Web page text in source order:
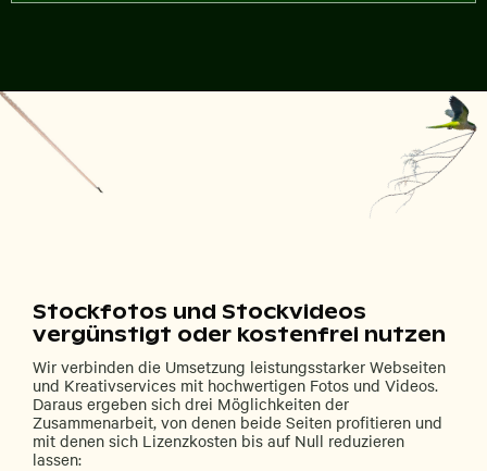
Stockfotos und Stockvideos
vergünstigt oder kostenfrei nutzen
Wir verbinden die Umsetzung leistungsstarker Webseiten
und Kreativservices mit hochwertigen Fotos und Videos.
Daraus ergeben sich drei Möglichkeiten der
Zusammenarbeit, von denen beide Seiten profitieren und
mit denen sich Lizenzkosten bis auf Null reduzieren
lassen: